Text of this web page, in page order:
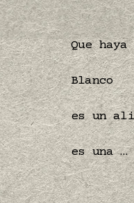
Que
Blanco
es un
es una …